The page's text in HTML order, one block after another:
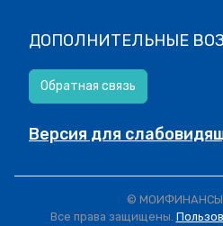
ДОПОЛНИТЕЛЬНЫЕ
Обратная связь
Версия для
©
Все права защищены.